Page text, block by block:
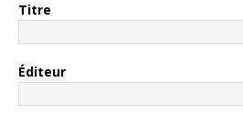
Titre
Éditeur